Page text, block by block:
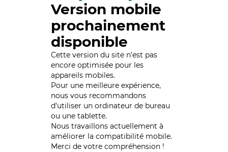
Version mobile
prochainement
disponible
Cette version du site n’est pas
encore optimisée pour les
appareils mobiles.
Pour une meilleure expérience,
nous vous recommandons
d'utiliser un ordinateur de bureau
ou une tablette.
Nous travaillons actuellement à
améliorer la compatibilité mobile.
Merci de votre compréhension !